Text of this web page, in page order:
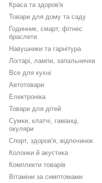
Краса та здоров'я
Товари для дому та саду
Годинник, смарт, фітнес
браслети
Навушники та гарнітура
Ліхтарі, лампи, запальнички
Все для кухні
Автотовари
Електроніка
Товари для дітей
Сумки, клатчі, гаманці,
окуляри
Спорт, здоров'я, відпочинок
Колонки й акустика
Комплекти товарів
Вітаміни за симптомами